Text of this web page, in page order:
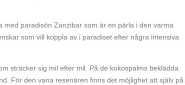
med paradisön Zanzibar som är en pärla i den varma
som vill koppla av i paradiset efter några intensiva
sträcker sig mil efter mil. På de kokospalms beklädda
För den vana resenären finns det möjlighet att själv på